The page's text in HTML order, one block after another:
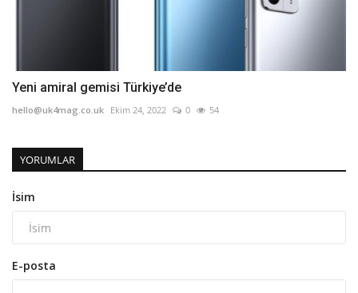
Yeni amiral gemisi Türkiye’de
hello@uk4mag.co.uk Ekim 24, 2022 0 54
YORUMLAR
İsim
E-posta